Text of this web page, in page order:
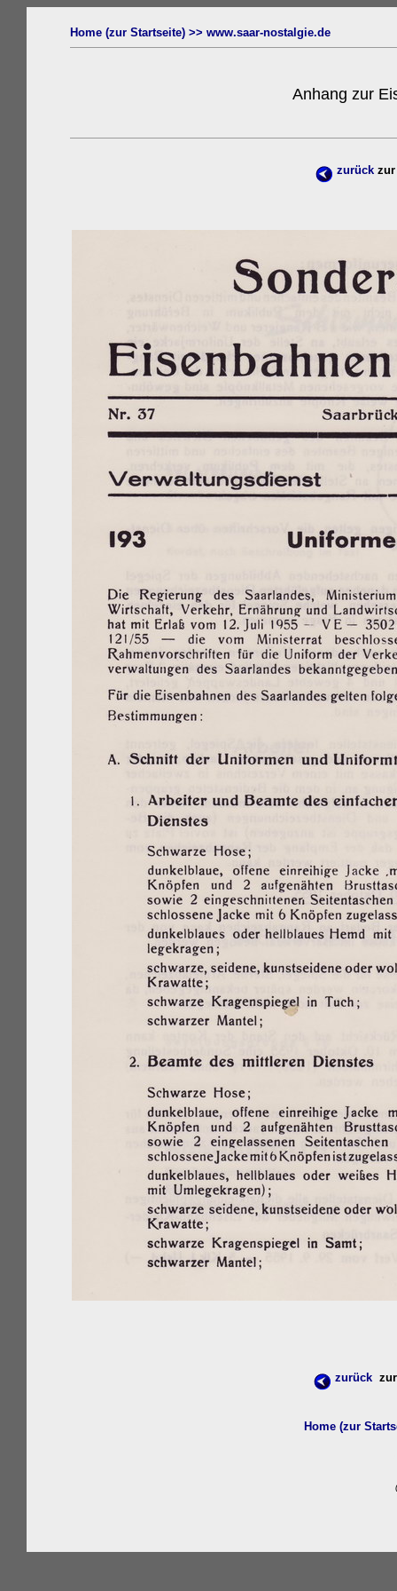
Home (zur Startseite) >> www.saar-nostalgie.de
Anhang zur
zurück zur
zurückzur
Home (zur